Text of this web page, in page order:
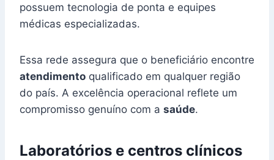
possuem tecnologia de ponta e equipes
médicas especializadas.
Essa rede assegura que o beneficiário encontre
atendimento qualificado em qualquer região
do país. A excelência operacional reflete um
compromisso genuíno com a saúde.
Laboratórios e centros clínicos